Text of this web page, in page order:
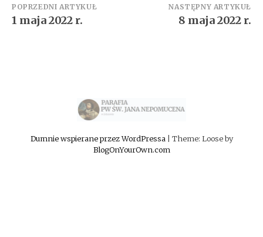
Zobacz
wpisy
POPRZEDNI ARTYKUŁ
1 maja 2022 r.
NASTĘPNY ARTYKUŁ
8 maja 2022 r.
Dumnie wspierane przez WordPressa
Theme: Loose by
BlogOnYourOwn.com